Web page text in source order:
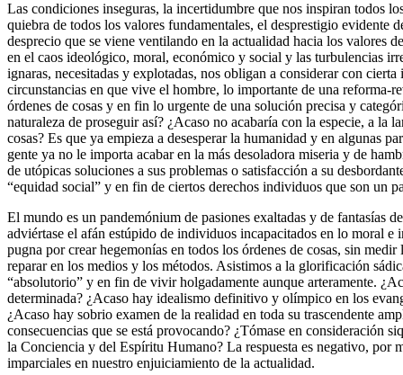
Las condiciones inseguras, la incertidumbre que nos inspiran todos
quiebra de todos los valores fundamentales, el desprestigio evidente
desprecio que se viene ventilando en la actualidad hacia los valores
en el caos ideológico, moral, económico y social y las turbulencias
ignaras, necesitadas y explotadas, nos obligan a considerar con
circunstancias en que vive el hombre, lo importante de una reforma-
órdenes de cosas y en fin lo urgente de una solución precisa y
naturaleza de proseguir así? ¿Acaso no acabaría con la especie, a la
cosas? Es que ya empieza a desesperar la humanidad y en algunas
gente ya no le importa acabar en la más desoladora miseria y de
de utópicas soluciones a sus problemas o satisfacción a su
“equidad social” y en fin de ciertos derechos individuos que son un
El mundo es un pandemónium de pasiones exaltadas y de fantasías
adviértase el afán estúpido de individuos incapacitados en lo moral e
pugna por crear hegemonías en todos los órdenes de cosas, sin
reparar en los medios y los métodos. Asistimos a la glorificación
“absolutorio” y en fin de vivir holgadamente aunque arteramente.
determinada? ¿Acaso hay idealismo definitivo y olímpico en los
¿Acaso hay sobrio examen de la realidad en toda su trascendente
consecuencias que se está provocando? ¿Tómase en consideración
la Conciencia y del Espíritu Humano? La respuesta es negativo, por
imparciales en nuestro enjuiciamiento de la actualidad.